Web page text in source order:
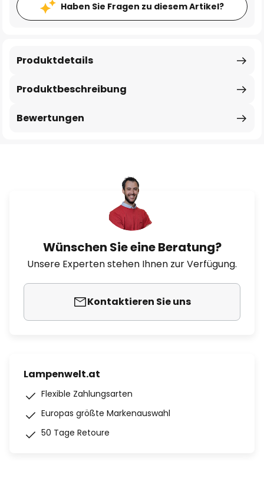
Haben Sie Fragen zu diesem Artikel?
Produktbeschreibung
Produktdetails
Bewertungen
Wünschen Sie eine Beratung?
Unsere Experten stehen Ihnen zur Verfügung.
Kontaktieren Sie uns
Lampenwelt.at
Flexible Zahlungsarten
Europas größte Markenauswahl
50 Tage Retoure